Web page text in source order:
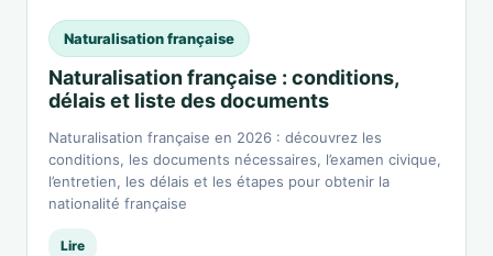
Naturalisation française
Naturalisation française : conditions,
délais et liste des documents
Naturalisation française en 2026 : découvrez les
conditions, les documents nécessaires, l’examen civique,
l’entretien, les délais et les étapes pour obtenir la
nationalité française
Lire